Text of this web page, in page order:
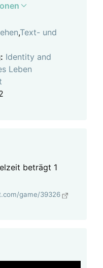
,Text- und
Identity and
Leben
beträgt 1
game/39326